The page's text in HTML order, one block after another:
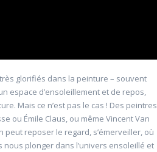
Vincent
de séances : 5
glorifiés dans la peinture – souvent
espace d’ensoleillement et de repos,
Mais ce n’est pas le cas ! Des peintres
ou Émile Claus, ou même Vincent Van
peut reposer le regard, s’émerveiller, où
plonger dans l’univers ensoleillé et